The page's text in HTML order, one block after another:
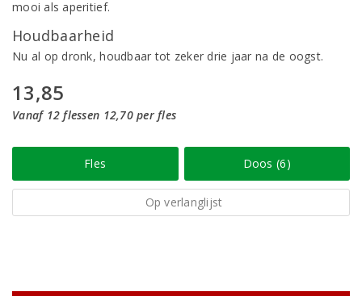
mooi als aperitief.
Houdbaarheid
Nu al op dronk, houdbaar tot zeker drie jaar na de oogst.
13,85
Vanaf 12 flessen 12,70 per fles
Fles Doos (6)
Op verlanglijst